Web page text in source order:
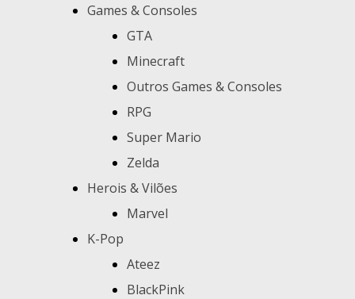
Games & Consoles
GTA
Minecraft
Outros Games & Consoles
RPG
Super Mario
Zelda
Herois & Vilões
Marvel
K-Pop
Ateez
BlackPink